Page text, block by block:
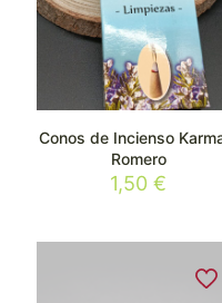
Conos de Incienso
Romero
1,50€